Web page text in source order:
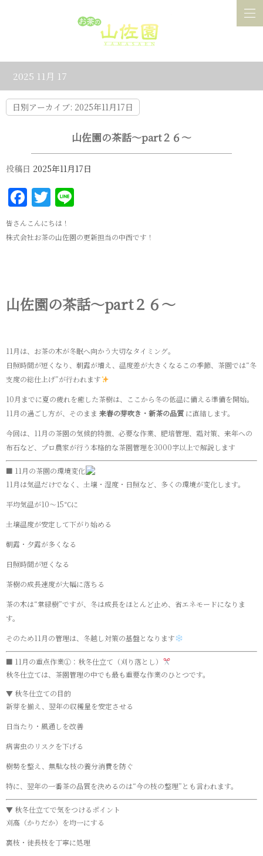
2025 11月 17
日別アーカイブ: 2025年11月17日
山佐園の茶話～part２６～
投稿日 2025年11月17日
Facebook
Twitter
皆さんこんにちは！
株式会社お茶の山佐園の更新担当の中西です！
山佐園の茶話～part２６～
11月は、お茶の木が冬眠へ向かう大切なタイミング。
日照時間が短くなり、朝露が増え、温度差が大きくなるこの季節、茶園では“冬
支度の総仕上げ”が行われます
10月までに夏の疲れを癒した茶樹は、ここから冬の低温に備える準備を開始。
11月の過ごし方が、そのまま 来春の芽吹き・新茶の品質 に直結します。
今回は、11月の茶園の気候的特徴、必要な作業、肥培管理、霜対策、来年への
布石など、プロ農家が行う本格的な茶園管理を3000字以上で解説します
■ 11月の茶園の環境変化
11月は気温だけでなく、土壌・湿度・日照など、多くの環境が変化します。
平均気温が10〜15℃に
土壌温度が安定して下がり始める
朝露・夕露が多くなる
日照時間が短くなる
茶樹の成長速度が大幅に落ちる
茶の木は“常緑樹”ですが、冬は成長をほとんど止め、省エネモードになりま
す。
そのため11月の管理は、冬越し対策の基盤となります
■ 11月の重点作業①：秋冬仕立て（刈り落とし）
秋冬仕立ては、茶園管理の中でも最も重要な作業のひとつです。
▼ 秋冬仕立ての目的
新芽を揃え、翌年の収穫量を安定させる
日当たり・風通しを改善
病害虫のリスクを下げる
樹勢を整え、無駄な枝の養分消費を防ぐ
特に、翌年の一番茶の品質を決めるのは“今の枝の整理”とも言われます。
▼ 秋冬仕立てで気をつけるポイント
刈高（かりだか）を均一にする
裏枝・徒長枝を丁寧に処理